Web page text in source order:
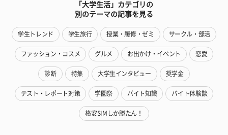
「大学生活」カテゴリの
別のテーマの記事を見る
学生トレンド 学生旅行 授業・履修・ゼミ サークル・部活
ファッション・コスメ グルメ お出かけ・イベント 恋愛
診断 特集 大学生インタビュー 奨学金
テスト・レポート対策 学園祭 バイト知識 バイト体験談
格安SIMしか勝たん！